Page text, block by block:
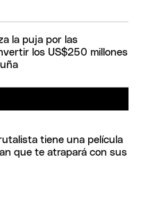
la puja por las
los US$250 millones
tiene una película
que te atrapará con sus